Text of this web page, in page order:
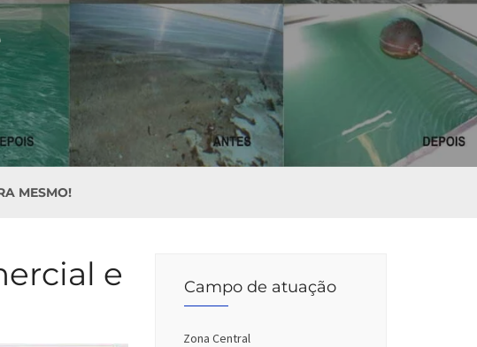
MESMO!
Campo de atuação
Zona Central
e